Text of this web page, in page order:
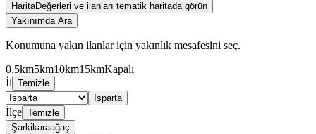
HaritaDeğerleri ve ilanları tematik haritada görün
Yakınımda Ara
Konumuna yakın ilanlar için yakınlık mesafesini seç.
0.5km5km10km15kmKapalı
İl Temizle
Isparta
İlçe Temizle
Şarkikaraağaç